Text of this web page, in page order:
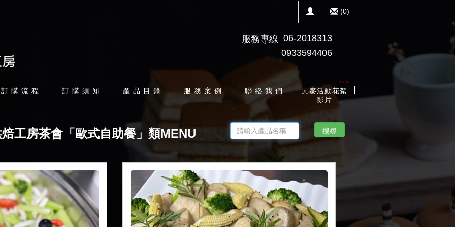
(0)
服務專線 06-2018313
0933594406
訂 購 流 程 訂 購 須 知 產 品 目 錄 服 務 案 例 聯 絡 我 們
new
元麥活動花絮
影片
工房茶會「歐式自助餐」類MENU